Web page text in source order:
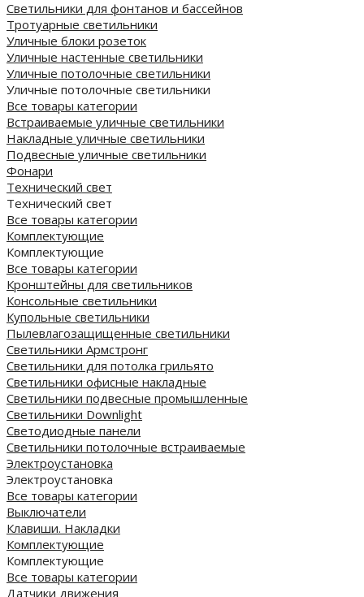
Светильники для фонтанов и бассейнов
Тротуарные светильники
Уличные блоки розеток
Уличные настенные светильники
Уличные потолочные светильники
Уличные потолочные светильники
Все товары категории
Встраиваемые уличные светильники
Накладные уличные светильники
Подвесные уличные светильники
Фонари
Технический свет
Технический свет
Все товары категории
Комплектующие
Комплектующие
Все товары категории
Кронштейны для светильников
Консольные светильники
Купольные светильники
Пылевлагозащищенные светильники
Светильники Армстронг
Светильники для потолка грильято
Светильники офисные накладные
Светильники подвесные промышленные
Светильники Downlight
Светодиодные панели
Cветильники потолочные встраиваемые
Электроустановка
Электроустановка
Все товары категории
Выключатели
Клавиши. Накладки
Комплектующие
Комплектующие
Все товары категории
Датчики движения